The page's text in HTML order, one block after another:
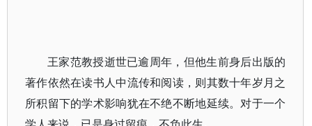
王家范教授逝世已逾周年，但他生前身后出版的
著作依然在读书人中流传和阅读，则其数十年岁月之
所积留下的学术影响犹在不绝不断地延续。对于一个